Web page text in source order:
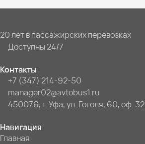
20 лет в пассажирских перевозках
Доступны 24/7
Контакты
+7 (347) 214-92-50
manager02@avtobus1.ru
450076, г. Уфа, ул. Гоголя, 60, оф. 32
Навигация
Главная